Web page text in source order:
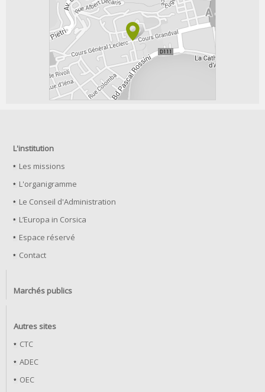
L'institution
Les missions
L'organigramme
Le Conseil d'Administration
L’Europa in Corsica
Espace réservé
Contact
Marchés publics
Autres sites
CTC
ADEC
OEC